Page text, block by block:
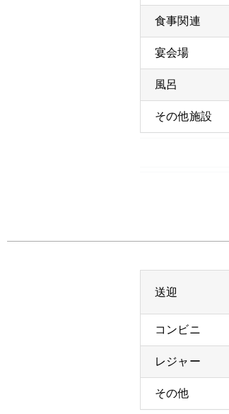
食事関連
宴会場
風呂
その他施設
送迎
コンビニ
レジャー
その他